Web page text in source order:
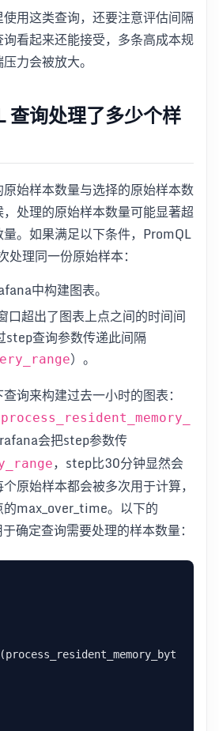
用这类查询，还要注意评估间隔
看起来还能接受，多条高成本规
力会被放大。
查询处理了多少个样
始样本数量与选择的原始样本数
处理的原始样本数量可能显著超
。如果满足以下条件，PromQL
理同一份原始样本：
中构建图表。
口超出了图表上点之间的时间间
step查询参数传递此间隔
）。
询来构建过去一小时的图表：
会把step参数传
，step比30分钟显然会
原始样本都会被多次用于计算，
max_over_time。以下的
确定查询需要处理的样本数量：